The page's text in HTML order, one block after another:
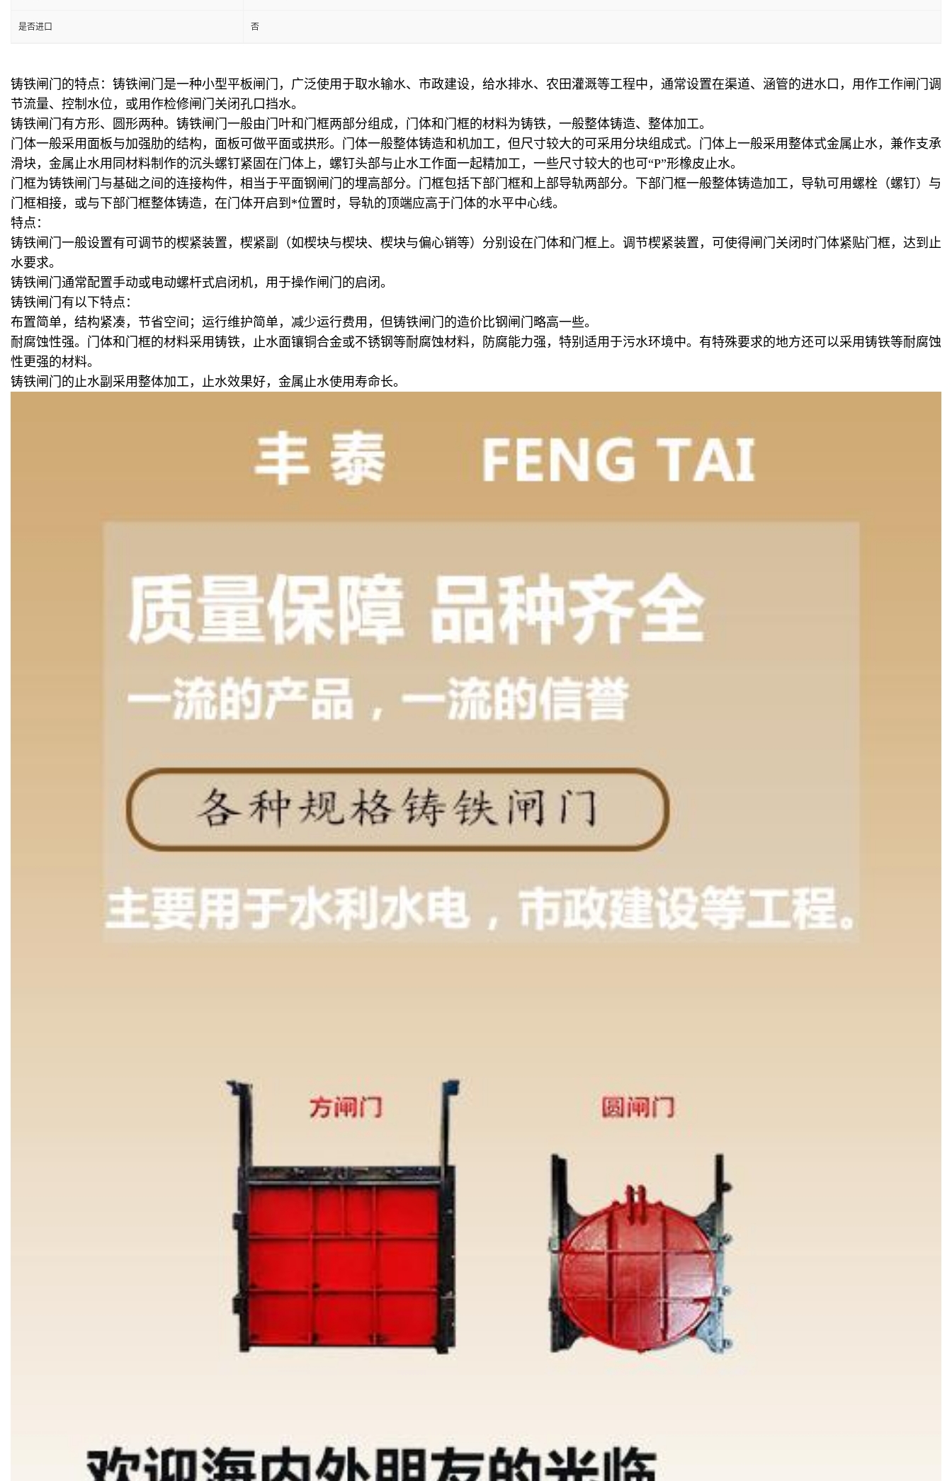
是否进口 否
铸铁闸门的特点：铸铁闸门是一种小型平板闸门，广泛使用于取水输水、市政建设，给水排水、农田灌溉等工程中，通常设置在渠道、涵管的进水口，用作工作闸门调
节流量、控制水位，或用作检修闸门关闭孔口挡水。
铸铁闸门有方形、圆形两种。铸铁闸门一般由门叶和门框两部分组成，门体和门框的材料为铸铁，一般整体铸造、整体加工。
门体一般采用面板与加强肋的结构，面板可做平面或拱形。门体一般整体铸造和机加工，但尺寸较大的可采用分块组成式。门体上一般采用整体式金属止水，兼作支承
滑块，金属止水用同材料制作的沉头螺钉紧固在门体上，螺钉头部与止水工作面一起精加工，一些尺寸较大的也可 “P”形橡皮止水。
门框为铸铁闸门与基础之间的连接构件，相当于平面钢闸门的埋高部分。门框包括下部门框和上部导轨两部分。下部门框一般整体铸造加工，导轨可用螺栓（螺钉）与
门框相接，或与下部门框整体铸造，在门体开启到 *位置时，导轨的顶端应高于门体的水平中心线。
特点：
铸铁闸门一般设置有可调节的楔紧装置，楔紧副（如楔块与楔块、楔块与偏心销等）分别设在门体和门框上。调节楔紧装置，可使得闸门关闭时门体紧贴门框，达到止
水要求。
铸铁闸门通常配置手动或电动螺杆式启闭机，用于操作闸门的启闭。
铸铁闸门有以下特点：
布置简单，结构紧凑，节省空间；运行维护简单，减少运行费用，但铸铁闸门的造价比钢闸门略高一些。
耐腐蚀性强。门体和门框的材料采用铸铁，止水面镶铜合金或不锈钢等耐腐蚀材料，防腐能力强，特别适用于污水环境中。有特殊要求的地方还可以采用铸铁等耐腐蚀
性更强的材料。
铸铁闸门的止水副采用整体加工，止水效果好，金属止水使用寿命长。